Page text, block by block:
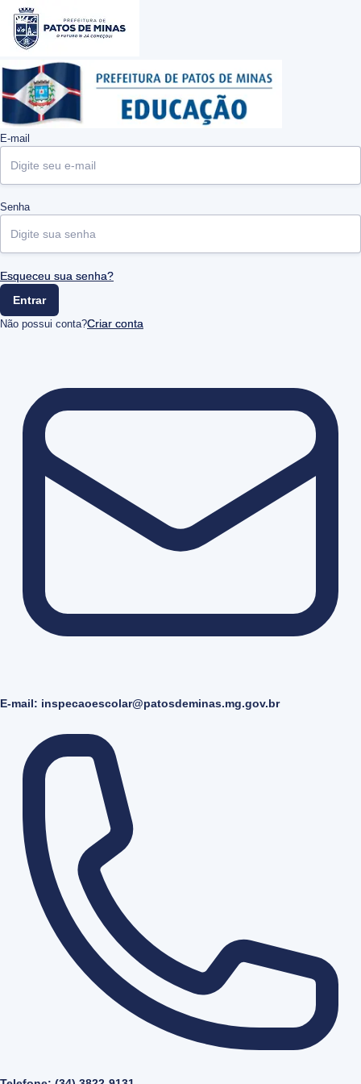
E-mail
Senha
Esqueceu sua senha?
Entrar
Não possui conta?Criar conta
E-mail: inspecaoescolar@patosdeminas.mg.gov.br